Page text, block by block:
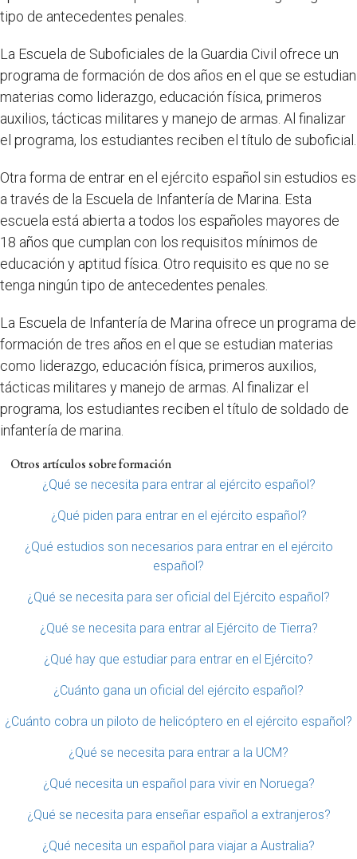
tipo de antecedentes penales.
La Escuela de Suboficiales de la Guardia Civil ofrece un
programa de formación de dos años en el que se estudian
materias como liderazgo, educación física, primeros
auxilios, tácticas militares y manejo de armas. Al finalizar
el programa, los estudiantes reciben el título de suboficial.
Otra forma de entrar en el ejército español sin estudios es
a través de la Escuela de Infantería de Marina. Esta
escuela está abierta a todos los españoles mayores de
18 años que cumplan con los requisitos mínimos de
educación y aptitud física. Otro requisito es que no se
tenga ningún tipo de antecedentes penales.
La Escuela de Infantería de Marina ofrece un programa de
formación de tres años en el que se estudian materias
como liderazgo, educación física, primeros auxilios,
tácticas militares y manejo de armas. Al finalizar el
programa, los estudiantes reciben el título de soldado de
infantería de marina.
Otros artículos sobre formación
¿Qué se necesita para entrar al ejército español?
¿Qué piden para entrar en el ejército español?
¿Qué estudios son necesarios para entrar en el ejército
español?
¿Qué se necesita para ser oficial del Ejército español?
¿Qué se necesita para entrar al Ejército de Tierra?
¿Qué hay que estudiar para entrar en el Ejército?
¿Cuánto gana un oficial del ejército español?
¿Cuánto cobra un piloto de helicóptero en el ejército español?
¿Qué se necesita para entrar a la UCM?
¿Qué necesita un español para vivir en Noruega?
¿Qué se necesita para enseñar español a extranjeros?
¿Qué necesita un español para viajar a Australia?